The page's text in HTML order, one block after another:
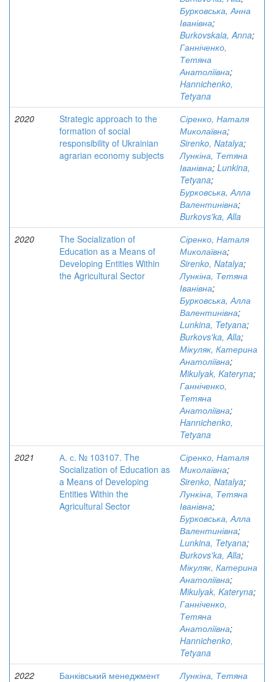
Бурковська, Анна
Іванівна;
Burkovskaia, Anna;
Ганніченко,
Тетяна
Анатоліївна;
Hannichenko,
Tetyana
2020
Strategic approach to the
formation of social
responsibility of Ukrainian
agrarian economy subjects
Сіренко, Наталя
Миколаївна;
Sirenko, Natalya;
Лункіна, Тетяна
Іванівна; Lunkina,
Tetyana;
Бурковська, Алла
Валентинівна;
Burkovs'ka, Alla
2020
The Socialization of
Education as a Means of
Developing Entities Within
the Agricultural Sector
Сіренко, Наталя
Миколаївна;
Sirenko, Natalya;
Лункіна, Тетяна
Іванівна;
Бурковська, Алла
Валентинівна;
Lunkina, Tetyana;
Burkovs'ka, Alla;
Мікуляк, Катерина
Анатоліївна;
Mikulyak, Kateryna;
Ганніченко,
Тетяна
Анатоліївна;
Hannichenko,
Tetyana
2021
А. с. № 103107. The
Socialization of Education as
a Means of Developing
Entities Within the
Agricultural Sector
Сіренко, Наталя
Миколаївна;
Sirenko, Natalya;
Лункіна, Тетяна
Іванівна;
Бурковська, Алла
Валентинівна;
Lunkina, Tetyana;
Burkovs'ka, Alla;
Мікуляк, Катерина
Анатоліївна;
Mikulyak, Kateryna;
Ганніченко,
Тетяна
Анатоліївна;
Hannichenko,
Tetyana
2022
Банківський менеджмент
Лункіна, Тетяна